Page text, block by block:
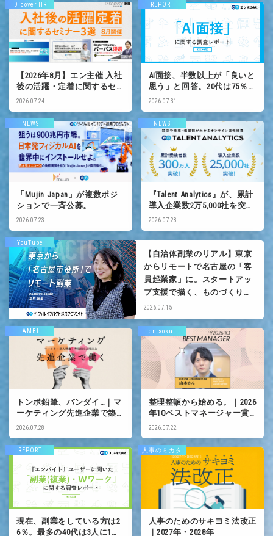
【2026年8月】エン主催 入社
後の活躍・定着に関するセミ
ナー
2026.07.24
Dicover HR
AI面接、半数以上が「良いと
思う」と回答。20代は75％が
好印象。
2026.07.31
REPORT
「Mujin Japan」が複数ポジ
ションで一斉公募。
2026.07.23
NEWS
『Talent Analytics』が、累計
導入企業数2万5,000社を突
破！
2026.07.28
NEWS
【自治体副業のリアル】東京
からリモートで名古屋の「客
員起業家」に。スタートアッ
プ支援で描く、ものづくりの
未来
2026.07.15
YouTube
トンボ鉛筆、バンダイ…｜マ
ーケティング先進企業で築く
キャリア
2026.07.28
AMBI
整理整頓から始める。｜2026
年1Qベストマネージャー賞
山本さん
2026.07.22
en soku!
現在、副業をしている方は2
6％。最多の40代は3人に1人
REPORT
人事のためのサキヨミ法改正
｜2027年・2028年
人事のミカタ